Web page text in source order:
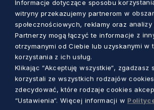
Informacje dotyczące sposobu
witryny przekazujemy partnerom w
społecznościowych, reklamy oraz analizy
Partnerzy mogą łączyć te informacje z
otrzymanymi od Ciebie lub uzyskanymi w
korzystania z ich usług.
Klikając “Akceptuję wszystkie“, zgadzasz
korzystali ze wszystkich rodzajów
zdecydować, które rodzaje cookies
“Ustawienia“. Więcej informacji w